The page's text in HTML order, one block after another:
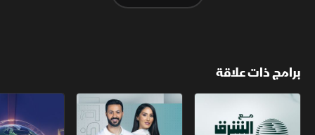
برامج ذات علاقة
مع الشرق الأوسط الخبر الآخر تقارير الشرق